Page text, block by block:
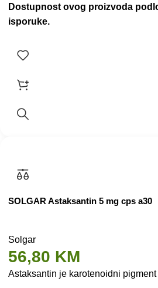
Dostupnost ovog proizvoda
isporuke.
SOLGAR Astaksantin 5 mg cps a30
Solgar
56,80 KM
Astaksantin je karotenoidni